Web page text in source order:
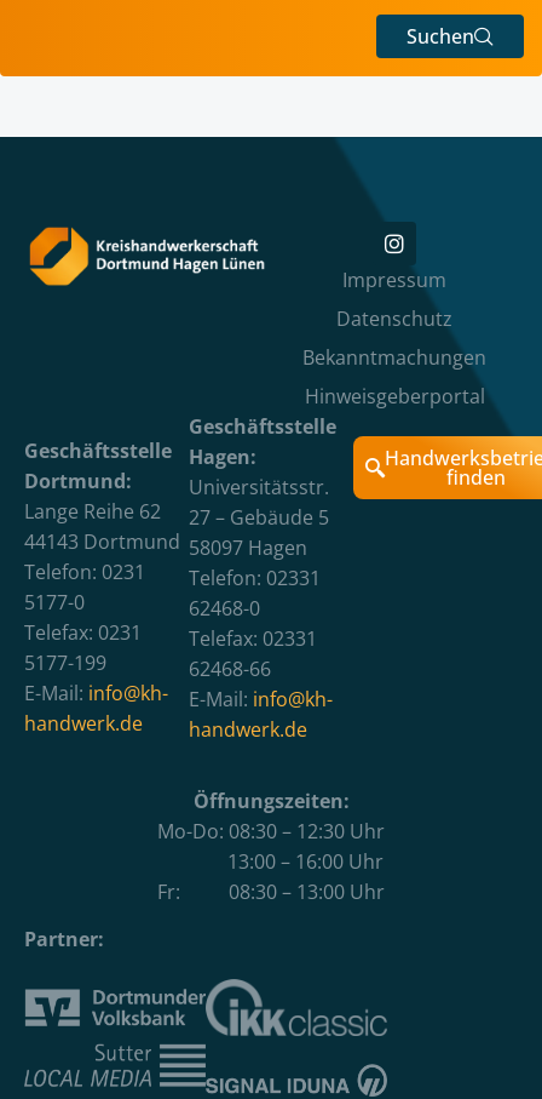
Suchen
Impressum
Datenschutz
Bekanntmachungen
Hinweisgeberportal
Geschäftsstelle
Dortmund:
Lange Reihe 62
44143 Dortmund
Telefon: 0231
5177-0
Telefax: 0231
5177-199
E-Mail: info@kh-
handwerk.de
Geschäftsstelle
Hagen:
Universitätsstr.
27 – Gebäude 5
58097 Hagen
Telefon: 02331
62468-0
Telefax: 02331
62468-66
E-Mail: info@kh-
handwerk.de
finden
Öffnungszeiten:
Mo-Do: 08:30 – 12:30 Uhr
13:00 – 16:00 Uhr
Fr: 08:30 – 13:00 Uhr
Partner: